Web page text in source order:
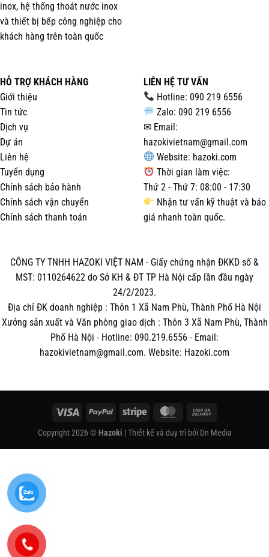
inox, hệ thống thoát nước inox
và thiết bị bếp công nghiệp cho
khách hàng trên toàn quốc
HỖ TRỢ KHÁCH HÀNG
Giới thiệu
Tin tức
Dịch vụ
Dự án
Liên hệ
Tuyển dụng
Chính sách bảo hành
Chính sách vận chuyển
Chính sách thanh toán
LIÊN HỆ TƯ VẤN
Hotline: 090 219 6556
Zalo: 090 219 6556
✉ Email:
hazokivietnam@gmail.com
Website: hazoki.com
Thời gian làm việc:
Thứ 2 - Thứ 7: 08:00 - 17:30
Nhận tư vấn kỹ thuật và báo
giá nhanh toàn quốc.
CÔNG TY TNHH HAZOKI VIỆT NAM - Giấy chứng nhận ĐKKD số &
MST: 0110264622 do Sở KH & ĐT TP Hà Nội cấp lần đầu ngày
24/2/2023.
Địa chỉ ĐK doanh nghiệp : Thôn 1 Xã Nam Phù, Thành Phố Hà Nội
Xưởng sản xuất và Văn phòng giao dịch : Thôn 3 Xã Nam Phù, Thành
Phố Hà Nội - Hotline: 090.219.6556 - Email:
hazokivietnam@gmail.com. Website: Hazoki.com
Visa PayPal Stripe MasterCard
Copyright 2026 © Hazoki | Thiết kế và duy trì bởi Dn Media